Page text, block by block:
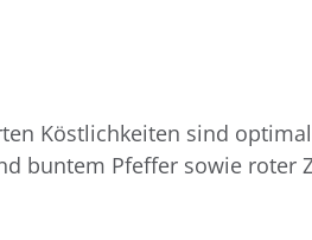
Köstlichkeiten sind
buntem Pfeffer sowie roter